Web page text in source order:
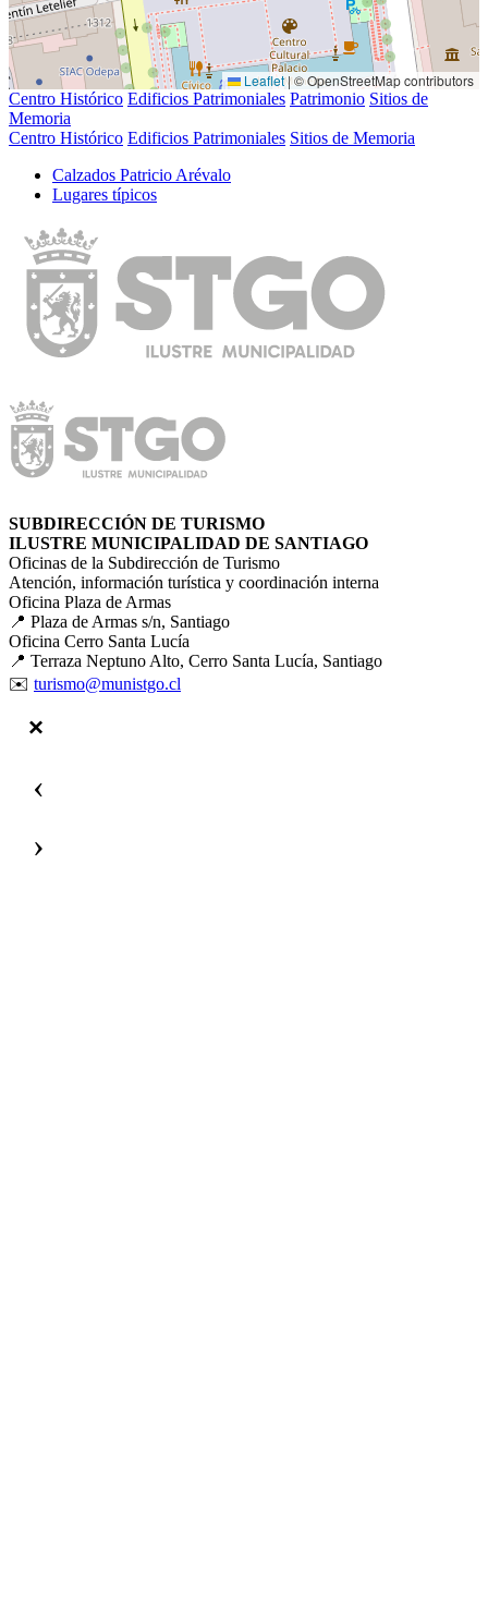
Leaflet|© OpenStreetMap contributors
Centro Histórico Edificios Patrimoniales Patrimonio Sitios de
Memoria
Centro Histórico Edificios Patrimoniales Sitios de Memoria
Calzados Patricio Arévalo
Lugares tí­picos
SUBDIRECCIÓN DE TURISMO
ILUSTRE MUNICIPALIDAD DE SANTIAGO
Oficinas de la Subdirección de Turismo
Atención, información turística y coordinación interna
Oficina Plaza de Armas
📍 Plaza de Armas s/n, Santiago
Oficina Cerro Santa Lucía
📍 Terraza Neptuno Alto, Cerro Santa Lucía, Santiago
✉️ turismo@munistgo.cl
‹
›